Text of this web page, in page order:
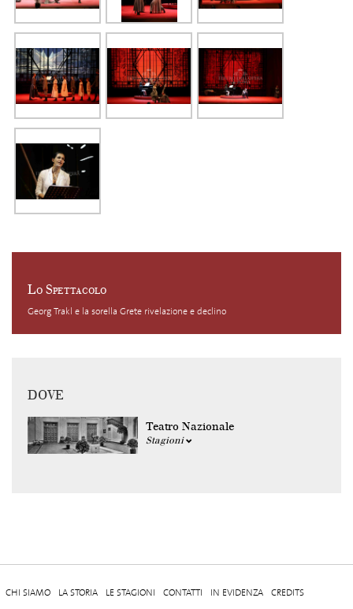
Lo Spettacolo
Georg Trakl e la sorella Grete rivelazione e declino
DOVE
Teatro Nazionale
Stagioni
CHI SIAMO LA STORIA LE STAGIONI CONTATTI IN EVIDENZA CREDITS